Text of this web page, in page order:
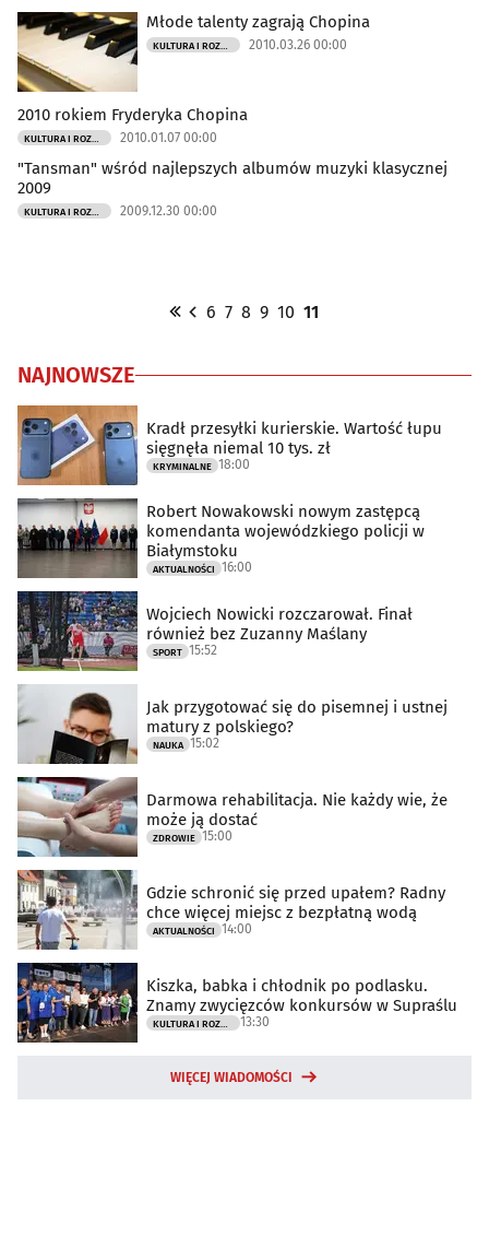
Młode talenty zagrają Chopina
KULTURA I ROZRYWKA 2010.03.26 00:00
2010 rokiem Fryderyka Chopina
KULTURA I ROZRYWKA 2010.01.07 00:00
"Tansman" wśród najlepszych albumów muzyki klasycznej
2009
KULTURA I ROZRYWKA 2009.12.30 00:00
6 7 8 9 10 11
NAJNOWSZE
Kradł przesyłki kurierskie. Wartość łupu
sięgnęła niemal 10 tys. zł
KRYMINALNE 18:00
Robert Nowakowski nowym zastępcą
komendanta wojewódzkiego policji w
Białymstoku
AKTUALNOŚCI 16:00
Wojciech Nowicki rozczarował. Finał
również bez Zuzanny Maślany
SPORT 15:52
Jak przygotować się do pisemnej i ustnej
matury z polskiego?
NAUKA 15:02
Darmowa rehabilitacja. Nie każdy wie, że
może ją dostać
ZDROWIE 15:00
Gdzie schronić się przed upałem? Radny
chce więcej miejsc z bezpłatną wodą
AKTUALNOŚCI 14:00
Kiszka, babka i chłodnik po podlasku.
Znamy zwycięzców konkursów w Supraślu
13:30
WIĘCEJ WIADOMOŚCI